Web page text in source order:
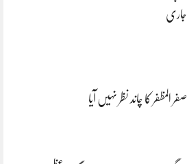
جاری
صفر المظفر کا چاند نظر نہیں آیا